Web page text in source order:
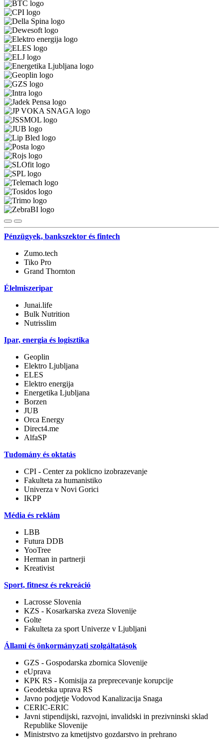
Pénzügyek, bankszektor és fintech
Zumo.tech
Tiko Pro
Grand Thornton
Élelmiszeripar
Junai.life
Bulk Nutrition
Nutrisslim
Ipar, energia és logisztika
Geoplin
Elektro Ljubljana
ELES
Elektro energija
Energetika Ljubljana
Borzen
JUB
Orca Energy
Direct4.me
AlfaSP
Tudomány és oktatás
CPI - Center za poklicno izobrazevanje
Fakulteta za humanistiko
Univerza v Novi Gorici
IKPP
Média és reklám
LBB
Futura DDB
YooTree
Herman in partnerji
Kreativist
Sport, fitnesz és rekreáció
Lacrosse Slovenia
KZS - Kosarkarska zveza Slovenije
Golte
Fakulteta za sport Univerze v Ljubljani
Állami és önkormányzati szolgáltatások
GZS - Gospodarska zbornica Slovenije
eUprava
KPK RS - Komisija za preprecevanje korupcije
Geodetska uprava RS
Javno podjetje Vodovod Kanalizacija Snaga
CERIC-ERIC
Javni stipendijski, razvojni, invalidski in prezivninski sklad
Republike Slovenije
Ministrstvo za kmetijstvo gozdarstvo in prehrano